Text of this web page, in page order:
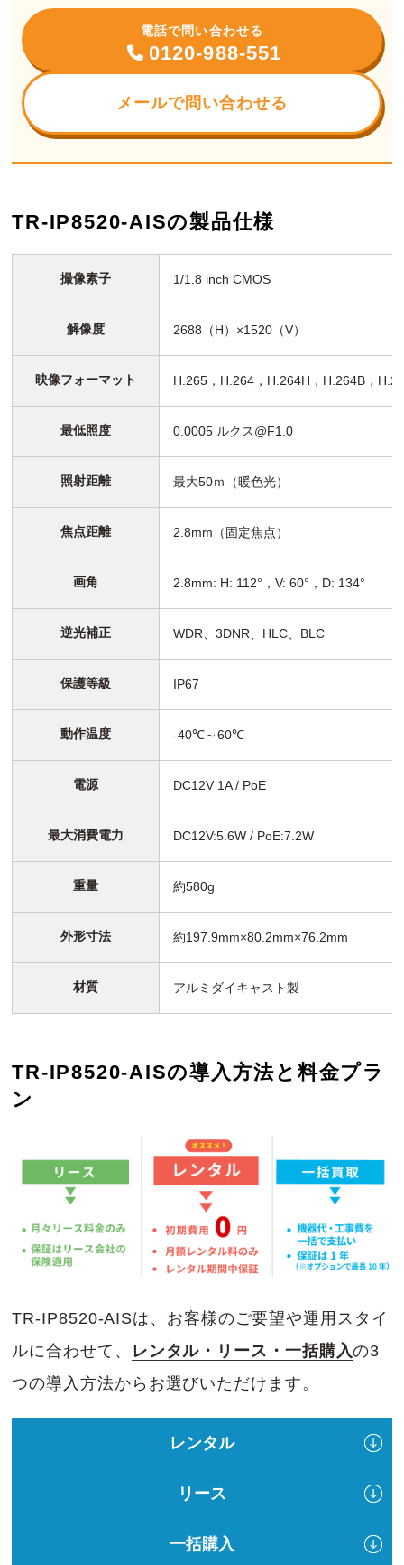
電話で問い合わせる
0120-988-551
メールで問い合わせる
TR-IP8520-AISの製品仕様
撮像素子 1/1.8 inch CMOS
解像度 2688（H）×1520（V）
映像フォーマット H.265，H.264，H.264H，H.264B，
最低照度 0.0005 ルクス@F1.0
照射距離 最大50ｍ（暖色光）
焦点距離 2.8mm（固定焦点）
画角 2.8mm: H: 112°，V: 60°，D: 134°
逆光補正 WDR、3DNR、HLC、BLC
保護等級 IP67
動作温度 -40℃～60℃
電源 DC12V 1A / PoE
最大消費電力 DC12V:5.6W / PoE:7.2W
重量 約580g
外形寸法 約197.9mm×80.2mm×76.2mm
材質 アルミダイキャスト製
TR-IP8520-AISの導入方法と料金プラ
ン
TR-IP8520-AISは、お客様のご要望や運用スタイ
ルに合わせて、
レンタル・リース・一括購入の3
つの導入方法からお選びいただけます。
レンタル
リース
一括購入